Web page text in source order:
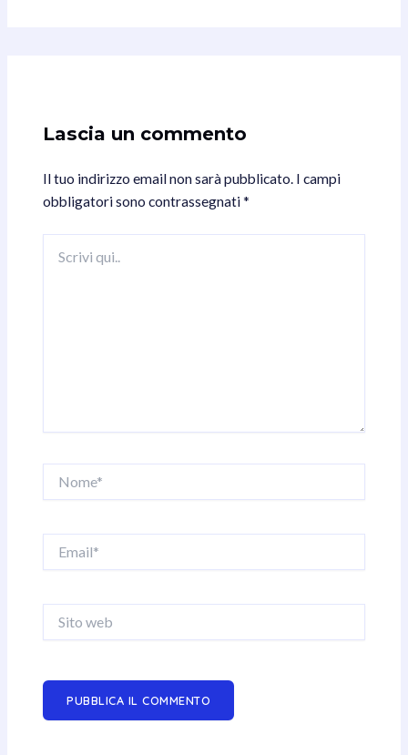
Lascia un commento
Il tuo indirizzo email non sarà pubblicato. I campi
obbligatori sono contrassegnati*
qui..
web